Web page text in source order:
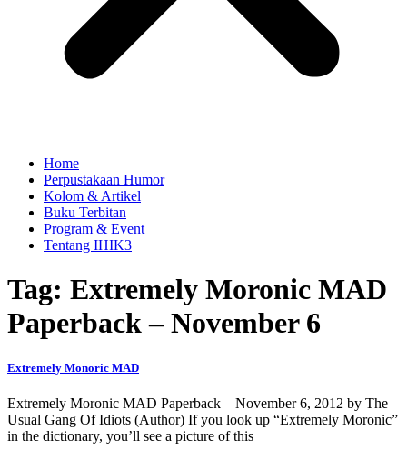
Home
Perpustakaan Humor
Kolom & Artikel
Buku Terbitan
Program & Event
Tentang IHIK3
Tag: Extremely Moronic MAD
Paperback – November 6
Extremely Monoric MAD
Extremely Moronic MAD Paperback – November 6, 2012 by The
Usual Gang Of Idiots (Author) If you look up “Extremely Moronic”
in the dictionary, you’ll see a picture of this